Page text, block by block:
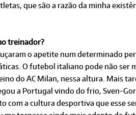
que são a razão da minha
treinador?
o apetite num determinado
O futebol italiano pode não ser
do AC Milan, nessa altura. Mais
a Portugal vindo do frio, Sven-
com a cultura desportiva que esse